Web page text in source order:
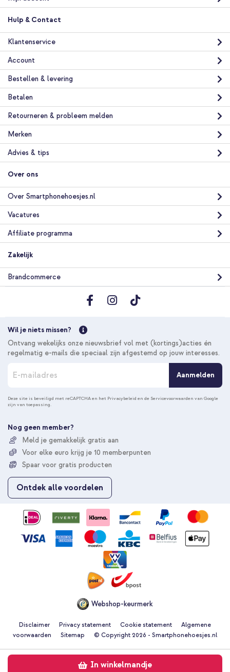
In winkelmandje
Hulp & Contact
Klantenservice
Account
Bestellen & levering
Betalen
Retourneren & probleem melden
Merken
Advies & tips
Over ons
Over Smartphonehoesjes.nl
Vacatures
Affiliate programma
Zakelijk
Brandcommerce
Wil je niets missen?
Ontvang wekelijks onze nieuwsbrief vol met (kortings)acties én
regelmatig e-mails die speciaal zijn afgestemd op jouw interesses.
n
n
e
u
o
p
z
Aanmelden
Deze site is beveiligd met reCAPTCHA en het Privacybeleid en de Servicevoorwaarden van Google
zijn van toepassing.
Nog geen member?
Meld je gemakkelijk gratis aan
Voor elke euro krijg je 10 memberpunten
Spaar voor gratis producten
Ontdek alle voordelen
Webshop-keurmerk
Disclaimer Privacy statement Cookie statement
Algemene
voorwaarden
Sitemap © Copyright 2026 - Smartphonehoesjes.nl